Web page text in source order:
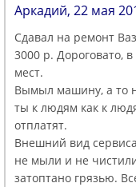
Аркадий, 22 мая
Сдавал на ремонт
3000 р. Дороговато,
мест.
Вымыл машину, а то
ты к людям как к
отплатят.
Внешний вид
не мыли и не
затоптано грязью.